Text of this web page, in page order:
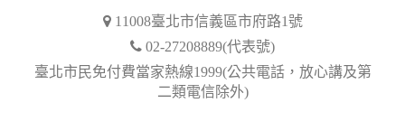
11008臺北市信義區市府路1號
02-27208889(代表號)
臺北市民免付費當家熱線1999(公共電話，放心講及第
二類電信除外)